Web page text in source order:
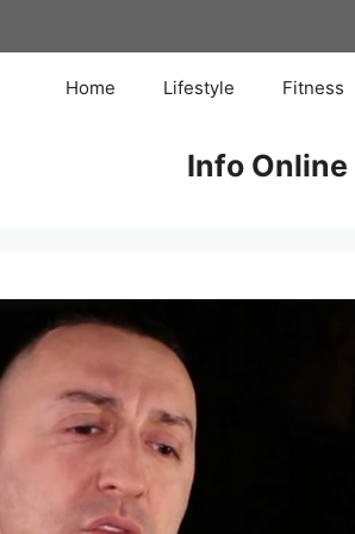
Home Lifestyle Fitness
Info Online